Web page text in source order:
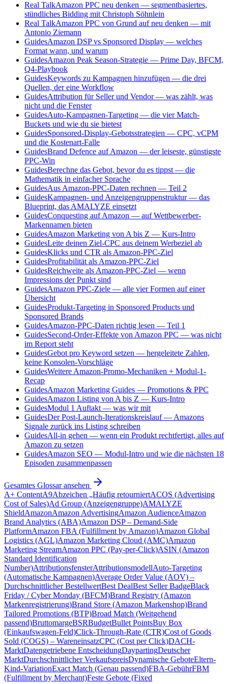
Real TalkAmazon PPC neu denken — segmentbasiertes,
stündliches Bidding mit Christoph Söhnlein
Real TalkAmazon PPC von Grund auf neu denken — mit
Antonio Ziemann
GuidesAmazon DSP vs Sponsored Display — welches
Format wann, und warum
GuidesAmazon Peak Season-Strategie — Prime Day, BFCM,
Q4-Playbook
GuidesKeywords zu Kampagnen hinzufügen — die drei
Quellen, der eine Workflow
GuidesAttribution für Seller und Vendor — was zählt, was
nicht und die Fenster
GuidesAuto-Kampagnen-Targeting — die vier Match-
Buckets und wie du sie bietest
GuidesSponsored-Display-Gebotsstrategien — CPC, vCPM
und die Kostenart-Falle
GuidesBrand Defence auf Amazon — der leiseste, günstigste
PPC-Win
GuidesBerechne das Gebot, bevor du es tippst — die
Mathematik in einfacher Sprache
GuidesAus Amazon-PPC-Daten rechnen — Teil 2
GuidesKampagnen- und Anzeigengruppenstruktur — das
Blueprint, das AMALYZE einsetzt
GuidesConquesting auf Amazon — auf Wettbewerber-
Markennamen bieten
GuidesAmazon Marketing von A bis Z — Kurs-Intro
GuidesLeite deinen Ziel-CPC aus deinem Werbeziel ab
GuidesKlicks und CTR als Amazon-PPC-Ziel
GuidesProfitabilität als Amazon-PPC-Ziel
GuidesReichweite als Amazon-PPC-Ziel — wenn
Impressions der Punkt sind
GuidesAmazon PPC-Ziele — alle vier Formen auf einer
Übersicht
GuidesProdukt-Targeting in Sponsored Products und
Sponsored Brands
GuidesAmazon-PPC-Daten richtig lesen — Teil 1
GuidesSecond-Order-Effekte von Amazon PPC — was nicht
im Report steht
GuidesGebot pro Keyword setzen — hergeleitete Zahlen,
keine Konsolen-Vorschläge
GuidesWeitere Amazon-Promo-Mechaniken + Modul-1-
Recap
GuidesAmazon Marketing Guides — Promotions & PPC
GuidesAmazon Listing von A bis Z — Kurs-Intro
GuidesModul 1 Auftakt — was wir mit
GuidesDer Post-Launch-Iterationskreislauf — Amazons
Signale zurück ins Listing schreiben
GuidesAll-in gehen — wenn ein Produkt rechtfertigt, alles auf
Amazon zu setzen
GuidesAmazon SEO — Modul-Intro und wie die nächsten 18
Episoden zusammenpassen
Gesamtes Glossar ansehen
A+ ContentA9Abzeichen „Häufig retourniertACOS (Advertising
Cost of Sales)Ad Group (Anzeigengruppe)AMALYZE
ShieldAmazonAmazon AdvertisingAmazon AudienceAmazon
Brand Analytics (ABA)Amazon DSP – Demand-Side
PlatformAmazon FBA (Fulfillment by Amazon)Amazon Global
Logistics (AGL)Amazon Marketing Cloud (AMC)Amazon
Marketing StreamAmazon PPC (Pay-per-Click)ASIN (Amazon
Standard Identification
Number)AttributionsfensterAttributionsmodellAuto-Targeting
(Automatische Kampagnen)Average Order Value (AOV) –
Durchschnittlicher BestellwertBest DealBest Seller BadgeBlack
Friday / Cyber Monday (BFCM)Brand Registry (Amazon
Markenregistrierung)Brand Store (Amazon Markenshop)Brand
Tailored Promotions (BTP)Broad Match (Weitgehend
passend)BruttomargeBSRBudgetBullet PointsBuy Box
(Einkaufswagen-Feld)Click-Through-Rate (CTR)Cost of Goods
Sold (COGS) – WareneinsatzCPC (Cost per Click)DACH-
MarktDatengetriebene EntscheidungDaypartingDeutscher
MarktDurchschnittlicher VerkaufspreisDynamische GeboteEltern-
Kind-VariationExact Match (Genau passend)FBA-GebührFBM
(Fulfillment by Merchant)Feste Gebote (Fixed